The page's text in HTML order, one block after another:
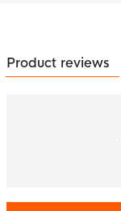
Product reviews